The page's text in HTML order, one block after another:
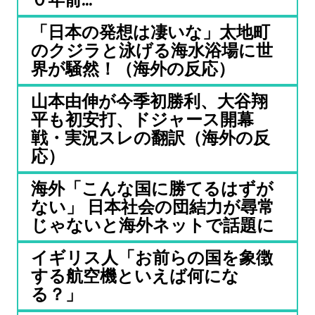
「日本の発想は凄いな」太地町
のクジラと泳げる海水浴場に世
界が騒然！（海外の反応）
山本由伸が今季初勝利、大谷翔
平も初安打、ドジャース開幕
戦・実況スレの翻訳（海外の反
応）
海外「こんな国に勝てるはずが
ない」 日本社会の団結力が尋常
じゃないと海外ネットで話題に
イギリス人「お前らの国を象徴
する航空機といえば何にな
る？」